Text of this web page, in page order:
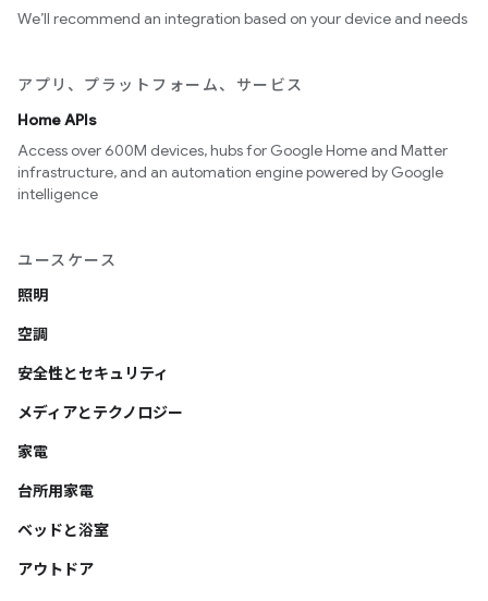
We’ll recommend an integration based on your device and needs
アプリ、プラットフォーム、サービス
Home APIs
Access over 600M devices, hubs for Google Home and Matter
infrastructure, and an automation engine powered by Google
intelligence
ユースケース
照明
空調
安全性とセキュリティ
メディアとテクノロジー
家電
台所用家電
ベッドと浴室
アウトドア